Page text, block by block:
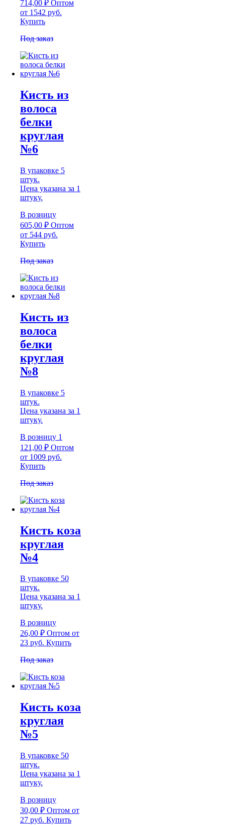
714,00 ₽ Оптом
от 1542 руб.
Купить
Под заказ
Кисть из
волоса
белки
круглая
№6
В упаковке 5
штук.
Цена указана за 1
штуку.
В розницу
605,00 ₽ Оптом
от 544 руб.
Купить
Под заказ
Кисть из
волоса
белки
круглая
№8
В упаковке 5
штук.
Цена указана за 1
штуку.
В розницу 1
121,00 ₽ Оптом
от 1009 руб.
Купить
Под заказ
Кисть коза
круглая
№4
В упаковке 50
штук.
Цена указана за 1
штуку.
В розницу
26,00 ₽ Оптом от
23 руб. Купить
Под заказ
Кисть коза
круглая
№5
В упаковке 50
штук.
Цена указана за 1
штуку.
В розницу
30,00 ₽ Оптом от
27 руб. Купить